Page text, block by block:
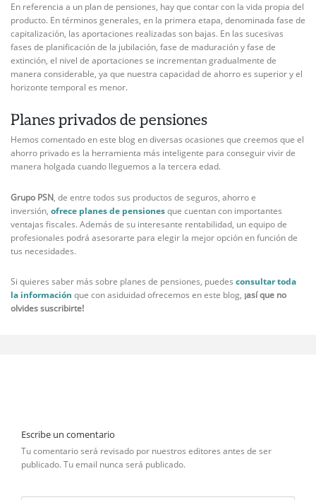
En referencia a un plan de pensiones, hay que contar con la vida propia del
producto. En términos generales, en la primera etapa, denominada fase de
capitalización, las aportaciones realizadas son bajas. En las sucesivas
fases de planificación de la jubilación, fase de maduración y fase de
extinción, el nivel de aportaciones se incrementan gradualmente de
manera considerable, ya que nuestra capacidad de ahorro es superior y el
horizonte temporal es menor.
Planes privados de pensiones
Hemos comentado en este blog en diversas ocasiones que creemos que el
ahorro privado es la herramienta más inteligente para conseguir vivir de
manera holgada cuando lleguemos a la tercera edad.
Grupo PSN, de entre todos sus productos de seguros, ahorro e
inversión, ofrece planes de pensionesque cuentan con importantes
ventajas fiscales. Además de su interesante rentabilidad, un equipo de
profesionales podrá asesorarte para elegir la mejor opción en función de
tus necesidades.
Si quieres saber más sobre planes de pensiones, puedes consultar toda
la información que con asiduidad ofrecemos en este blog, ¡así que no
olvides suscribirte!
Escribe un comentario
Tu comentario será revisado por nuestros editores antes de ser
publicado. Tu email nunca será publicado.